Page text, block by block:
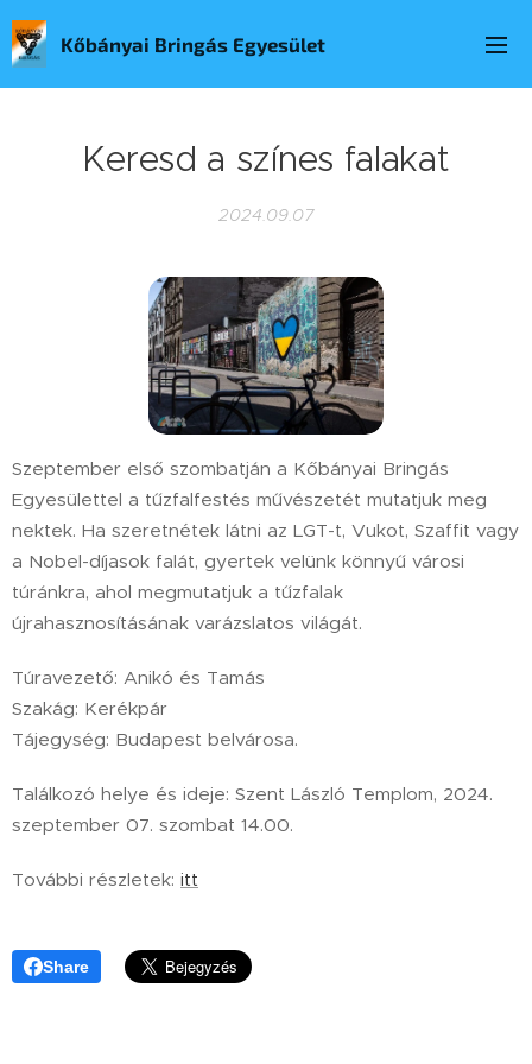
Kőbányai Bringás Egyesület
Keresd a színes falakat
2024.09.07
Szeptember első szombatján a Kőbányai Bringás
Egyesülettel a tűzfalfestés művészetét mutatjuk meg
nektek. Ha szeretnétek látni az LGT-t, Vukot, Szaffit vagy
a Nobel-díjasok falát, gyertek velünk könnyű városi
túránkra, ahol megmutatjuk a tűzfalak
újrahasznosításának varázslatos világát.
Túravezető: Anikó és Tamás
Szakág: Kerékpár
Tájegység: Budapest belvárosa.
Találkozó helye és ideje: Szent László Templom, 2024.
szeptember 07. szombat 14.00.
További részletek: itt
Share